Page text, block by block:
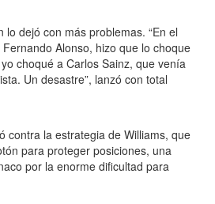
lo dejó con más problemas. “En el
Alonso, hizo que lo choque
choqué a Carlos Sainz, que venía
Un desastre”, lanzó con total
contra la estrategia de Williams, que
para proteger posiciones, una
por la enorme dificultad para